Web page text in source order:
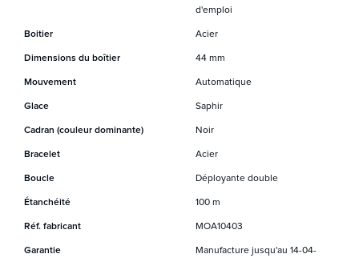
d'emploi
Boitier Acier
Dimensions du boîtier 44 mm
Mouvement Automatique
Glace Saphir
Cadran (couleur dominante) Noir
Bracelet Acier
Boucle Déployante double
Étanchéité 100 m
Réf. fabricant MOA10403
Garantie
Manufacture jusqu'au 14-04-